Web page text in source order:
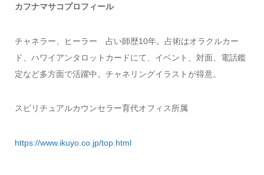
カフナマサコプロフィール
チャネラー、ヒーラー 占い師歴10年。占術はオラクルカー
ド、ハワイアンタロットカードにて、イベント、対面、電話鑑
定など多方面で活躍中。チャネリングイラストが得意。
スピリチュアルカウンセラー育代オフィス所属
https://www.ikuyo.co.jp/top.html